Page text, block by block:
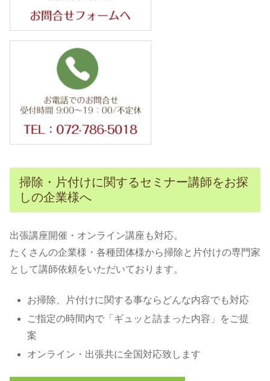
掃除・片付けに関するセミナー講師をお探
しの企業様へ
出張講座開催・オンライン講座も対応。
たくさんの企業様・各種団体様から掃除と片付けの専門家
として講師依頼をいただいております。
お掃除、片付けに関する事ならどんな内容でも対応
ご指定の時間内で「ギュッと詰まった内容」をご提
案
オンライン・出張共に全国対応致します